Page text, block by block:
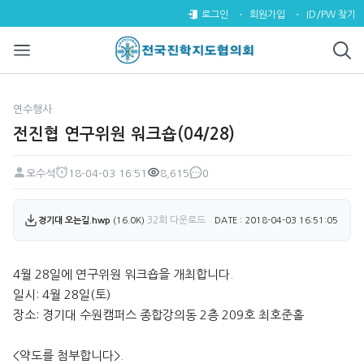
전진협 연구위원 워크숍(04/28)
로그인 회원가입 ID/PW 찾기
연수행사
전진협 연구위원 워크숍(04/28)
페이지 정보
오수석
18-04-03 16:51
8,615
댓글
0
첨부파일
경기대 오는길.hwp (16.0K) 32회 다운로드 DATE : 2018-04-03 16:51:05
본문
4월 28일에 연구위원 워크숍을 개최합니다.
일시: 4월 28일(토)
장소: 경기대 수원캠퍼스 종합강의동 2층 209호 최호준홀
<약도를 첨부합니다>.